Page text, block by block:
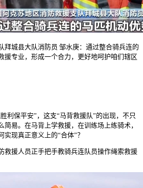
拜城县大队消防员 邹水庚：通过整合骑兵连的
援专业，形成一个合力，更好地呵护咱们辖区
利保平安”，这支“马背救援队”的出现，不只
易。在马背上学救援，在训练场上练骑术，
现真正意义上的“合体”？
救援人员正手把手教骑兵连队员操作绳索救援